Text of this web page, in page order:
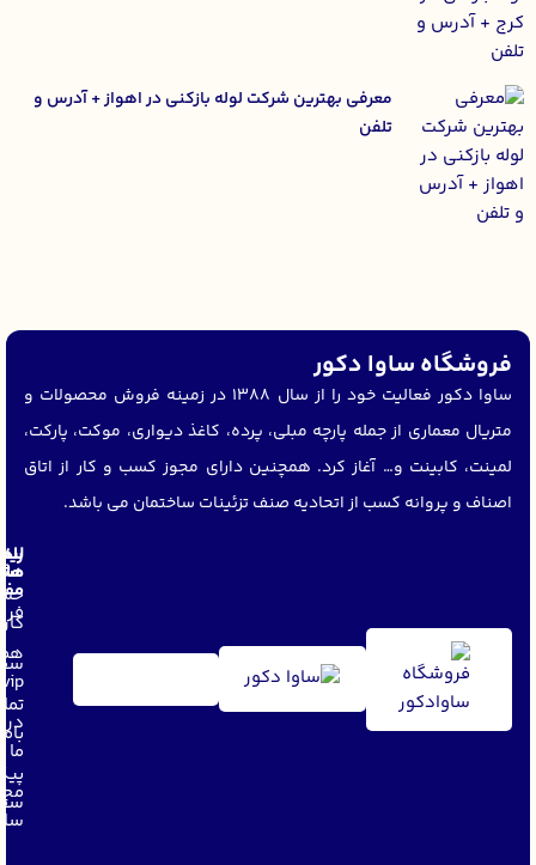
معرفی بهترین شرکت لوله بازکنی در اهواز + آدرس و
تلفن
فروشگاه ساوا دکور
ساوا دکور فعالیت خود را از سال 1388 در زمینه فروش محصولات و
متریال معماری از جمله پارچه مبلی، پرده، کاغذ دیواری، موکت، پارکت،
لمینت، کابینت و… آغاز کرد. همچنین دارای مجوز کسب و کار از اتاق
اصناف و پروانه کسب از اتحادیه صنف تزئینات ساختمان می باشد.
vip
ما
باما